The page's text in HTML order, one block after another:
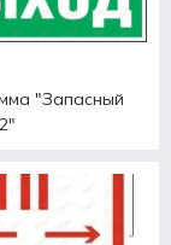
"Запасный